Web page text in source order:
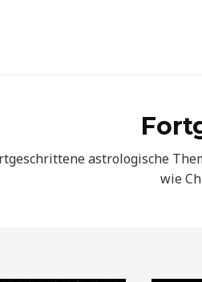
astrologische
wie